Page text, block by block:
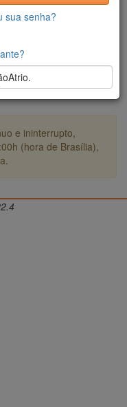
e ininterrupto,
(hora de Brasília),
sua senha?